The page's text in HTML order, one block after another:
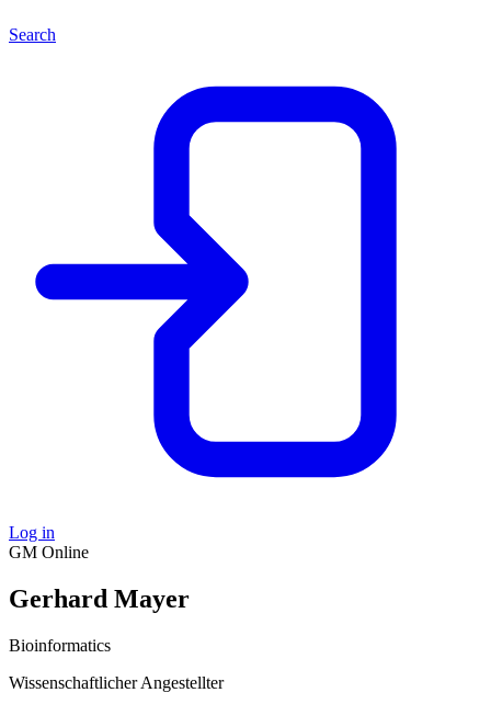
Search
Log in
GM Online
Gerhard Mayer
Bioinformatics
Wissenschaftlicher Angestellter